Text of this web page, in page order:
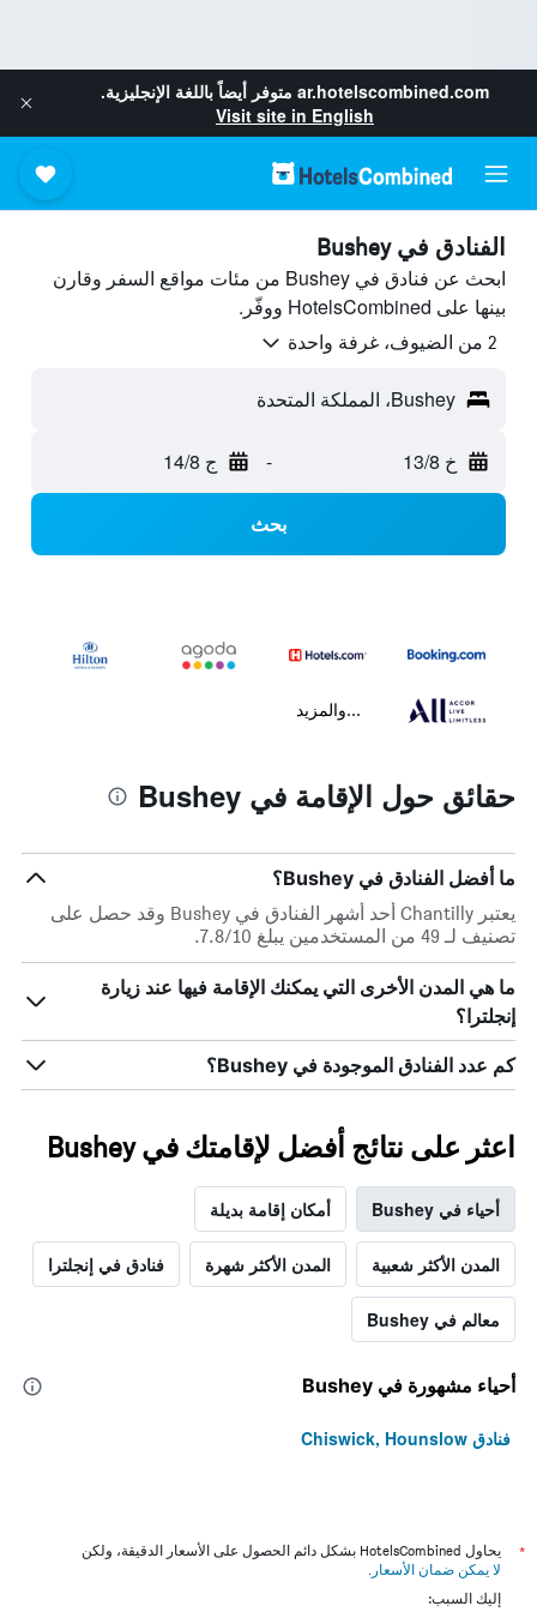
ar.hotelscombined.com متوفر أيضاً باللغة الإنجليزية.
Visit site in English
الفنادق في Bushey
ابحث عن فنادق في Bushey من مئات مواقع السفر وقارن
بينها على HotelsCombined ووفّر.
2 من الضيوف، غرفة واحدة
Bushey، المملكة المتحدة
خ 13/8 - ج 14/8
بحث
...والمزيد
حقائق حول الإقامة في Bushey
ما أفضل الفنادق في Bushey؟
يعتبر Chantilly أحد أشهر الفنادق في Bushey وقد حصل على
تصنيف لـ 49 من المستخدمين يبلغ 7.8/10.
ما هي المدن الأخرى التي يمكنك الإقامة فيها عند زيارة
إنجلترا؟
كم عدد الفنادق الموجودة في Bushey؟
اعثر على نتائج أفضل لإقامتك في Bushey
أحياء في Bushey أمكان إقامة بديلة
المدن الأكثر شعبية المدن الأكثر شهرة فنادق في إنجلترا
معالم في Bushey
أحياء مشهورة في Bushey
فنادق Chiswick, Hounslow
*
يحاول HotelsCombined بشكل دائم الحصول على الأسعار الدقيقة، ولكن
لا يمكن ضمان الأسعار .
إليك السبب: